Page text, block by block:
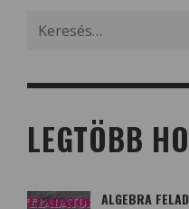
for:
LEGTÖBB
ALGEBRA